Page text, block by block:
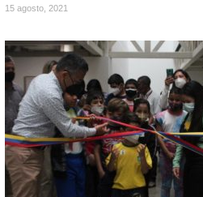
15 agosto, 2021